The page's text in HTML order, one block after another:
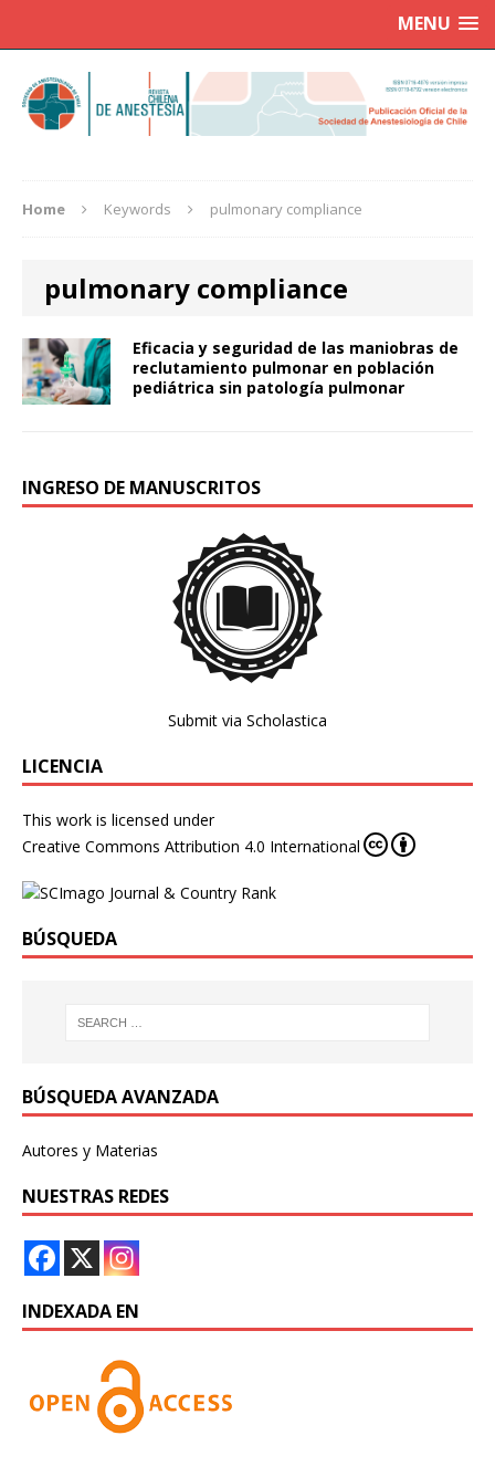
MENU
Home Keywords pulmonary compliance
pulmonary compliance
Eficacia y seguridad de las maniobras de
reclutamiento pulmonar en población
pediátrica sin patología pulmonar
INGRESO DE MANUSCRITOS
Submit via Scholastica
LICENCIA
This work is licensed under
Creative Commons Attribution 4.0 International
BÚSQUEDA
BÚSQUEDA AVANZADA
Autores y Materias
NUESTRAS REDES
INDEXADA EN